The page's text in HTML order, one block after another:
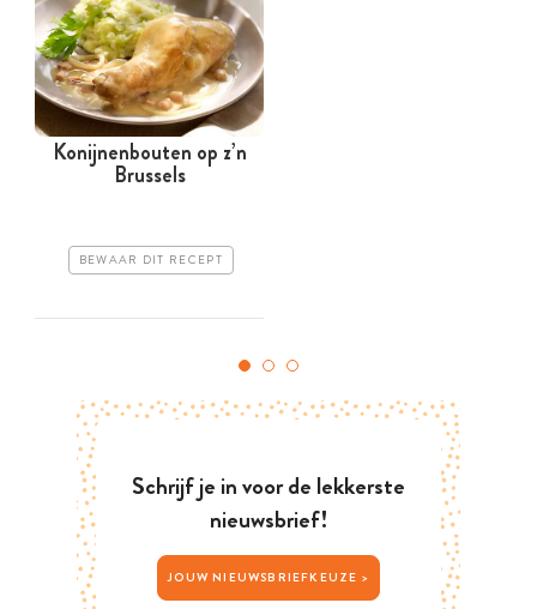
Konijnenbouten op z’n
Brussels
BEWAAR DIT RECEPT
Schrijf je in voor de lekkerste
nieuwsbrief!
JOUW NIEUWSBRIEFKEUZE >